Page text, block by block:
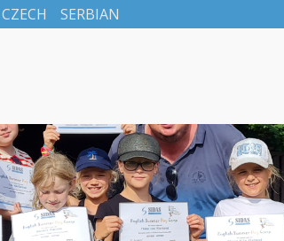
CZECH SERBIAN